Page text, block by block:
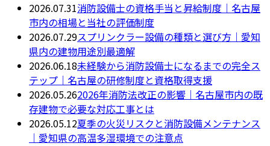
2026.07.31消防設備士の資格手当と昇給制度｜名古屋
市内の相場と当社の評価制度
2026.07.29スプリンクラー設備の種類と選び方｜愛知
県内の建物用途別最適解
2026.06.18未経験から消防設備士になるまでの完全ス
テップ｜名古屋の研修制度と資格取得支援
2026.05.262026年消防法改正の影響｜名古屋市内の既
存建物で必要な対応工事とは
2026.05.12夏季の火災リスクと消防設備メンテナンス
｜愛知県の高温多湿環境での注意点